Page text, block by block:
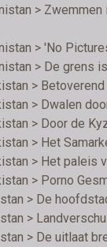
>
> 'No
> De grens
> Betoverend
> Dwalen
> Door de
> Het
> Het paleis
> Porno
> De
>
> De uitlaat